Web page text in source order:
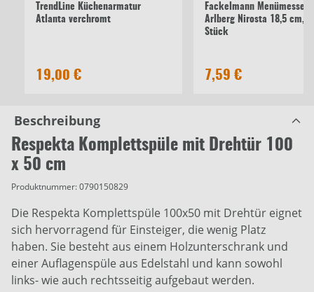
TrendLine Küchenarmatur
Atlanta verchromt
19,00 €
Fackelmann Menümesser
Arlberg Nirosta 18,5 cm, 3
Stück
7,59 €
Beschreibung
Respekta Komplettspüle mit Drehtür 100
x 50 cm
Produktnummer:0790150829
Die Respekta Komplettspüle 100x50 mit Drehtür eignet
sich hervorragend für Einsteiger, die wenig Platz
haben. Sie besteht aus einem Holzunterschrank und
einer Auflagenspüle aus Edelstahl und kann sowohl
links- wie auch rechtsseitig aufgebaut werden.